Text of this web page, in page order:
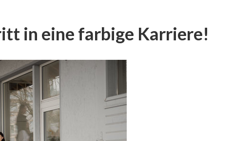
in eine farbige Karriere!